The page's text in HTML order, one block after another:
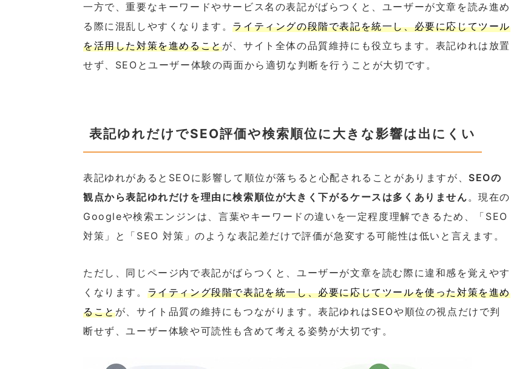
一方で、重要なキーワードやサービス名の表記がばらつくと、ユーザーが文章を読み進め
る際に混乱しやすくなります。ライティングの段階で表記を統一し、必要に応じてツール
を活用した対策を進めることが、サイト全体の品質維持にも役立ちます。表記ゆれは放置
せず、SEOとユーザー体験の両面から適切な判断を行うことが大切です。
表記ゆれだけでSEO評価や検索順位に大きな影響は出にくい
表記ゆれがあるとSEOに影響して順位が落ちると心配されることがありますが、 SEOの
観点から表記ゆれだけを理由に検索順位が大きく下がるケースは多くありません 。現在の
Googleや検索エンジンは、言葉やキーワードの違いを一定程度理解できるため、「SEO
対策」と「SEO 対策」のような表記差だけで評価が急変する可能性は低いと言えます。
ただし、同じページ内で表記がばらつくと、ユーザーが文章を読む際に違和感を覚えやす
くなります。 ライティング段階で表記を統一し、必要に応じてツールを使った対策を進め
ることが、サイト品質の維持にもつながります。表記ゆれはSEOや順位の視点だけで判
断せず、ユーザー体験や可読性も含めて考える姿勢が大切です。